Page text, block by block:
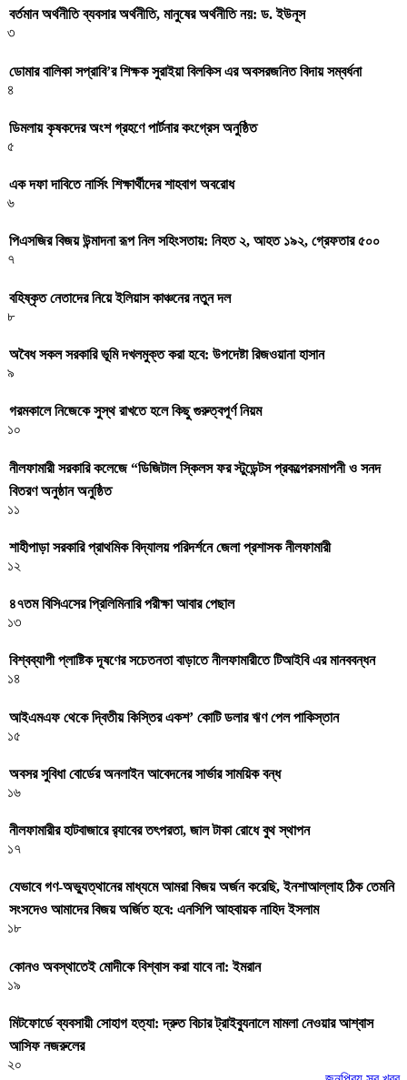
বর্তমান অর্থনীতি ব্যবসার অর্থনীতি, মানুষের অর্থনীতি নয়: ড. ইউনূস
৩
ডোমার বালিকা সপ্রাবি’র শিক্ষক সুরাইয়া বিলকিস এর অবসরজনিত বিদায় সম্বর্ধনা
৪
ডিমলায় কৃষকদের অংশ গ্রহণে পার্টনার কংগ্রেস অনুষ্ঠিত
৫
এক দফা দাবিতে নার্সিং শিক্ষার্থীদের শাহবাগ অবরোধ
৬
পিএসজির বিজয় উন্মাদনা রূপ নিল সহিংসতায়: নিহত ২, আহত ১৯২, গ্রেফতার ৫০০
৭
বহিষ্কৃত নেতাদের নিয়ে ইলিয়াস কাঞ্চনের নতুন দল
৮
অবৈধ সকল সরকারি ভূমি দখলমুক্ত করা হবে: উপদেষ্টা রিজওয়ানা হাসান
৯
গরমকালে নিজেকে সুস্থ রাখতে হলে কিছু গুরুত্বপূর্ণ নিয়ম
১০
নীলফামারী সরকারি কলেজে “ডিজিটাল স্কিলস ফর স্টুডেন্টস প্রকল্পেরসমাপনী ও সনদ
বিতরণ অনুষ্ঠান অনুষ্ঠিত
১১
শাহীপাড়া সরকারি প্রাথমিক বিদ্যালয় পরিদর্শনে জেলা প্রশাসক নীলফামারী
১২
৪৭তম বিসিএসের প্রিলিমিনারি পরীক্ষা আবার পেছাল
১৩
বিশ্বব্যাপী প্লাষ্টিক দূষণের সচেতনতা বাড়াতে নীলফামারীতে টিআইবি এর মানববন্ধন
১৪
আইএমএফ থেকে দ্বিতীয় কিস্তির একশ’ কোটি ডলার ঋণ পেল পাকিস্তান
১৫
অবসর সুবিধা বোর্ডের অনলাইন আবেদনের সার্ভার সাময়িক বন্ধ
১৬
নীলফামারীর হাটবাজারে র‌্যাবের তৎপরতা, জাল টাকা রোধে বুথ স্থাপন
১৭
যেভাবে গণ-অভ্যুত্থানের মাধ্যমে আমরা বিজয় অর্জন করেছি, ইনশাআল্লাহ ঠিক তেমনি
সংসদেও আমাদের বিজয় অর্জিত হবে: এনসিপি আহবায়ক নাহিদ ইসলাম
১৮
কোনও অবস্থাতেই মোদীকে বিশ্বাস করা যাবে না: ইমরান
১৯
মিটফোর্ডে ব্যবসায়ী সোহাগ হত্যা: দ্রুত বিচার ট্রাইব্যুনালে মামলা নেওয়ার আশ্বাস
আসিফ নজরুলের
২০